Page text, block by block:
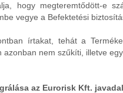
hogy megteremtődött-e
vegye a Befektetési
írtakat, tehát a
nem szűkíti, illetve
az Eurorisk Kft.